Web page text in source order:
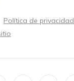
Política de privacidad